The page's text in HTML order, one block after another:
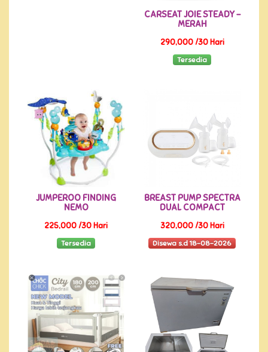
CARSEAT JOIE STEADY -
MERAH
290,000 /30 Hari
Tersedia
JUMPEROO FINDING
NEMO
225,000 /30 Hari
Tersedia
BREAST PUMP SPECTRA
DUAL COMPACT
320,000 /30 Hari
Disewa s.d 18-08-2026